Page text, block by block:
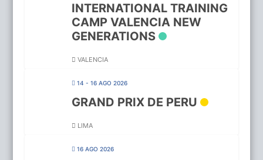
INTERNATIONAL TRAINING
CAMP VALENCIA NEW
GENERATIONS
VALENCIA
14 - 16 AGO 2026
GRAND PRIX DE PERU
LIMA
16 AGO 2026